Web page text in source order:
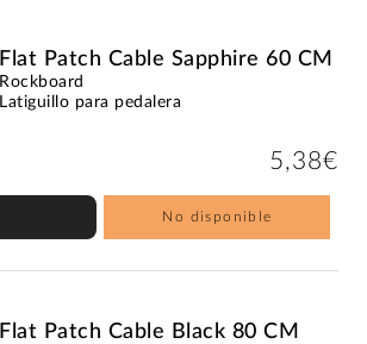
Flat Patch Cable Sapphire 60 CM
Rockboard
Latiguillo para pedalera
5,38€
No disponible
Flat Patch Cable Black 80 CM